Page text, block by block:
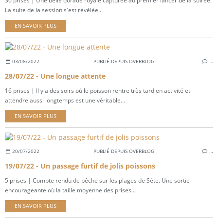
La suite de la session s'est révélée...
EN SAVOIR PLUS
03/08/2022 PUBLIÉ DEPUIS OVERBLOG …
28/07/22 - Une longue attente
16 prises | Il y a des soirs où le poisson rentre très tard en activité et
attendre aussi longtemps est une véritable...
EN SAVOIR PLUS
20/07/2022 PUBLIÉ DEPUIS OVERBLOG …
19/07/22 - Un passage furtif de jolis poissons
5 prises | Compte rendu de pêche sur les plages de Sète. Une sortie
encourageante où la taille moyenne des prises...
EN SAVOIR PLUS